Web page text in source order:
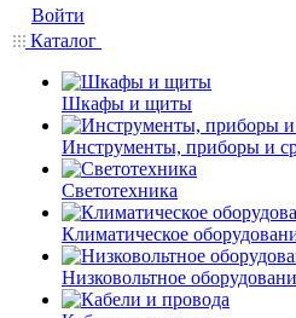
Войти
Каталог
Шкафы и щиты
Инструменты, приборы и
Светотехника
Климатическое
Низковольтное